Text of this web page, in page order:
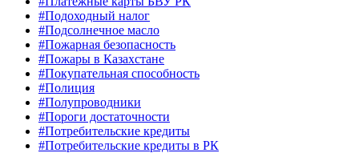
#Подоходный налог
#Подсолнечное масло
#Пожарная безопасность
#Пожары в Казахстане
#Покупательная способность
#Полиция
#Полупроводники
#Пороги достаточности
#Потребительские кредиты
#Потребительские кредиты в РК